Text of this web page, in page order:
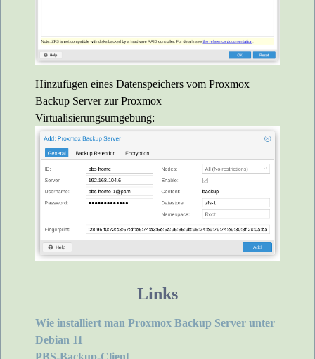
Hinzufügen eines Datenspeichers vom Proxmox
Backup Server zur Proxmox
Virtualisierungsumgebung:
Links
Wie installiert man Proxmox Backup Server unter
Debian 11